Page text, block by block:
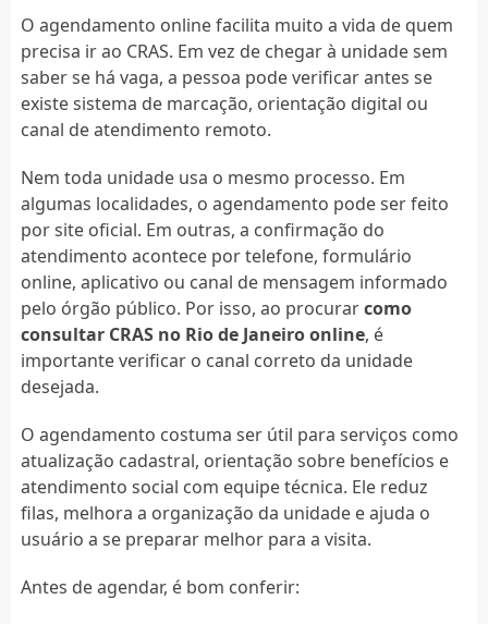
O agendamento online facilita muito a vida de quem
precisa ir ao CRAS. Em vez de chegar à unidade sem
saber se há vaga, a pessoa pode verificar antes se
existe sistema de marcação, orientação digital ou
canal de atendimento remoto.
Nem toda unidade usa o mesmo processo. Em
algumas localidades, o agendamento pode ser feito
por site oficial. Em outras, a confirmação do
atendimento acontece por telefone, formulário
online, aplicativo ou canal de mensagem informado
pelo órgão público. Por isso, ao procurarcomo
consultar CRAS no Rio de Janeiro online, é
importante verificar o canal correto da unidade
desejada.
O agendamento costuma ser útil para serviços como
atualização cadastral, orientação sobre benefícios e
atendimento social com equipe técnica. Ele reduz
filas, melhora a organização da unidade e ajuda o
usuário a se preparar melhor para a visita.
Antes de agendar, é bom conferir: